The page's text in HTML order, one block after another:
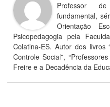
Professor de
fundamental,
Orientação
Psicopedagogia pela
Colatina-ES. Autor dos livros
Controle Social”,
Freire e a Decadência da